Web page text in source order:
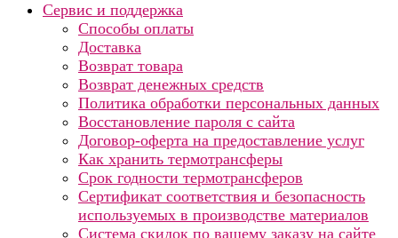
Сервис и поддержка
Способы оплаты
Доставка
Возврат товара
Возврат денежных средств
Политика обработки персональных данных
Восстановление пароля с сайта
Договор-оферта на предоставление услуг
Как хранить термотрансферы
Срок годности термотрансферов
Сертификат соответствия и безопасность
используемых в производстве материалов
Система скидок по вашему заказу на сайте